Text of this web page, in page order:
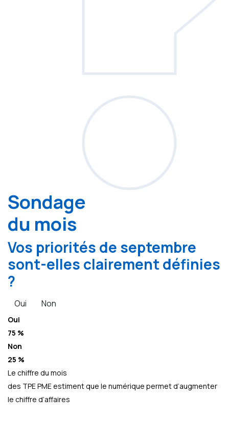
Sondage
du mois
Vos priorités de septembre
sont-elles clairement définies
?
Oui Non
Oui
75 %
Non
25 %
Le chiffre du mois
des TPE PME estiment que le numérique permet d’augmenter
le chiffre d’affaires